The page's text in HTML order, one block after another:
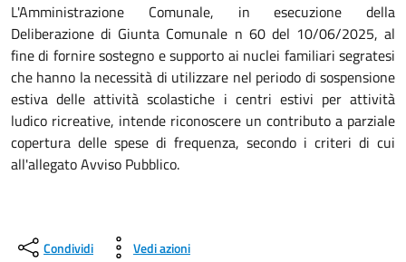
L'Amministrazione Comunale, in esecuzione della
Deliberazione di Giunta Comunale n 60 del 10/06/2025, al
fine di fornire sostegno e supporto ai nuclei familiari segratesi
che hanno la necessità di utilizzare nel periodo di sospensione
estiva delle attività scolastiche i centri estivi per attività
ludico ricreative, intende riconoscere un contributo a parziale
copertura delle spese di frequenza, secondo i criteri di cui
all'allegato Avviso Pubblico.
Condividi Vedi azioni